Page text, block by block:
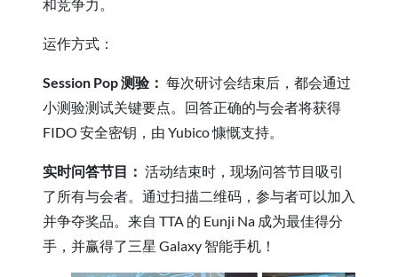
和竞争力。
运作方式：
Session Pop 测验： 每次研讨会结束后，都会通过
小测验测试关键要点。回答正确的与会者将获得
FIDO 安全密钥，由 Yubico 慷慨支持。
实时问答节目： 活动结束时，现场问答节目吸引
了所有与会者。通过扫描二维码，参与者可以加入
并争夺奖品。来自 TTA 的 Eunji Na 成为最佳得分
手，并赢得了三星 Galaxy 智能手机！